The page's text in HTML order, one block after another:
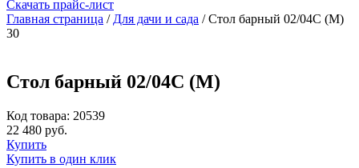
Скачать прайс-лист
Главная страница / Для дачи и сада / Стол барный 02/04С (М)
30
Стол барный 02/04С (М)
Код товара: 20539
22 480 руб.
Купить
Купить в один клик